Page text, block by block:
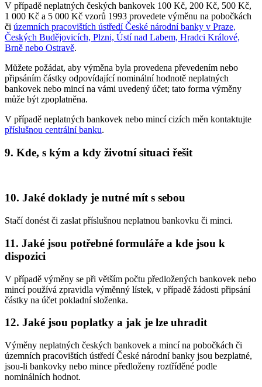
V případě neplatných českých bankovek 100 Kč, 200 Kč, 500 Kč,
1 000 Kč a 5 000 Kč vzorů 1993 provedete výměnu na pobočkách
či územních pracovištích ústředí České národní banky v Praze,
Českých Budějovicích, Plzni, Ústí nad Labem, Hradci Králové,
Brně nebo Ostravě.
Můžete požádat, aby výměna byla provedena převedením nebo
připsáním částky odpovídající nominální hodnotě neplatných
bankovek nebo mincí na vámi uvedený účet; tato forma výměny
může být zpoplatněna.
V případě neplatných bankovek nebo mincí cizích měn kontaktujte
příslušnou centrální banku.
9. Kde, s kým a kdy životní situaci řešit
10. Jaké doklady je nutné mít s sebou
Stačí donést či zaslat příslušnou neplatnou bankovku či minci.
11. Jaké jsou potřebné formuláře a kde jsou k
dispozici
V případě výměny se při větším počtu předložených bankovek nebo
mincí používá zpravidla výměnný lístek, v případě žádosti připsání
částky na účet pokladní složenka.
12. Jaké jsou poplatky a jak je lze uhradit
Výměny neplatných českých bankovek a mincí na pobočkách či
územních pracovištích ústředí České národní banky jsou bezplatné,
jsou-li bankovky nebo mince předloženy roztříděné podle
nominálních hodnot.